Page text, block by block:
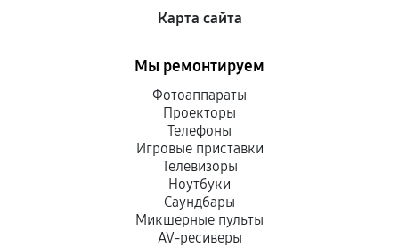
Карта сайта
Мы ремонтируем
Фотоаппараты
Проекторы
Телефоны
Игровые приставки
Телевизоры
Ноутбуки
Саундбары
Микшерные пульты
AV-ресиверы